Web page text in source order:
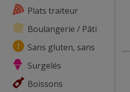
Plats traiteur
Boulangerie / Pâtisserie
Sans gluten, sans lactose, ...
Surgelés
Boissons